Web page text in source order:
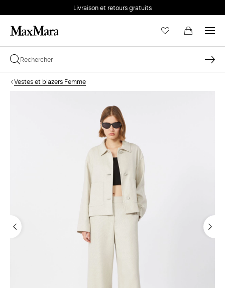
Livraison et retours gratuits
Vestes et blazers Femme